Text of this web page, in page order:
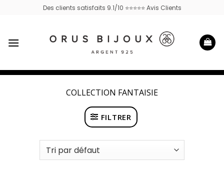
Des clients satisfaits 9.1/10 ⭐⭐⭐⭐⭐ Avis Clients
COLLECTION FANTAISIE
FILTRER